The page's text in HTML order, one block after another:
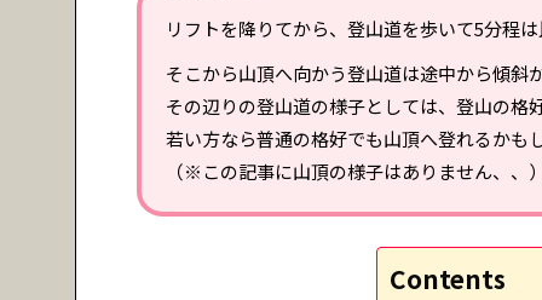
リフトを降りてから、登山道を歩いて5分程
そこから山頂へ向かう登山道は途中から傾斜
その辺りの登山道の様子としては、登山の格
若い方なら普通の格好でも山頂へ登れるかも
（※この記事に山頂の様子はありません、、
Contents